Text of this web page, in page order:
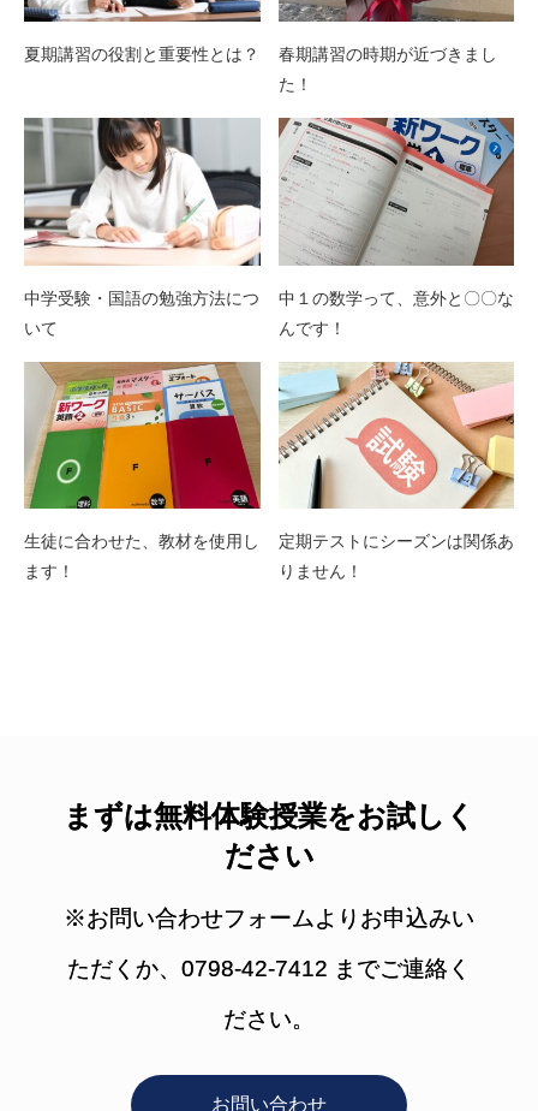
夏期講習の役割と重要性とは？
春期講習の時期が近づきまし
た！
中学受験・国語の勉強方法につ
いて
中１の数学って、意外と〇〇な
んです！
生徒に合わせた、教材を使用し
ます！
定期テストにシーズンは関係あ
りません！
まずは無料体験授業をお試しく
ださい
※お問い合わせフォームよりお申込みい
ただくか、0798-42-7412 までご連絡く
ださい。
お問い合わせ